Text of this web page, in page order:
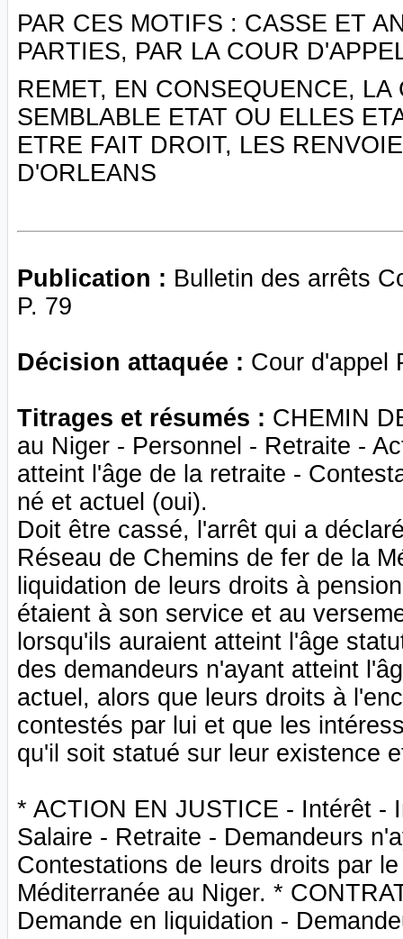
PAR CES MOTIFS : CASSE ET
PARTIES, PAR LA COUR
REMET, EN CONSEQUENCE,
SEMBLABLE ETAT OU ELLES
ETRE FAIT DROIT, LES
D'ORLEANS
Publication : Bulletin des arrêts
P. 79
Décision attaquée : Cour d'appel
Titrages et résumés : CHEMIN
au Niger - Personnel - Retraite -
atteint l'âge de la retraite -
né et actuel (oui).
Doit être cassé, l'arrêt qui a
Réseau de Chemins de fer de la
liquidation de leurs droits à
étaient à son service et au
lorsqu'ils auraient atteint l'âge
des demandeurs n'ayant atteint
actuel, alors que leurs droits à
contestés par lui et que les
qu'il soit statué sur leur existence
* ACTION EN JUSTICE - Intérêt -
Salaire - Retraite - Demandeurs
Contestations de leurs droits par
Méditerranée au Niger. *
Demande en liquidation -